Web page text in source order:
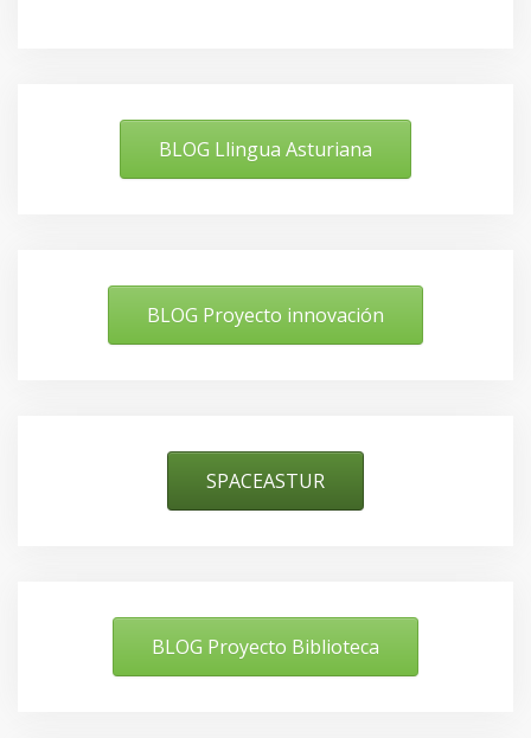
BLOG Llingua Asturiana
BLOG Proyecto innovación
SPACEASTUR
BLOG Proyecto Biblioteca